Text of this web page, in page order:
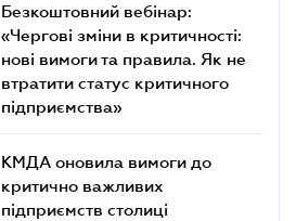
Безкоштовний вебінар:
«Чергові зміни в критичності:
нові вимоги та правила. Як не
втратити статус критичного
підприємства»
КМДА оновила вимоги до
критично важливих
підприємств столиці